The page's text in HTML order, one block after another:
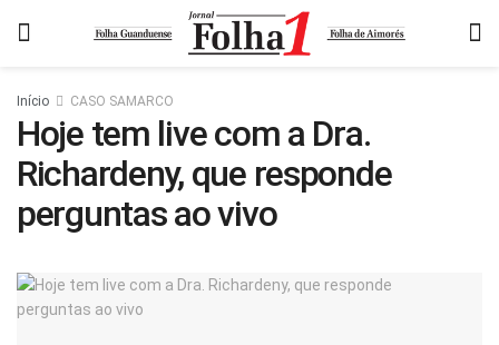
Início CASO SAMARCO
Hoje tem live com a Dra.
Richardeny, que responde
perguntas ao vivo